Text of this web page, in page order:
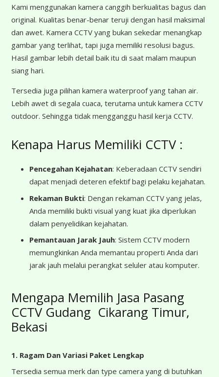
Kami menggunakan kamera canggih berkualitas bagus dan
original. Kualitas benar-benar teruji dengan hasil maksimal
dan awet. Kamera CCTV yang bukan sekedar menangkap
gambar yang terlihat, tapi juga memiliki resolusi bagus.
Hasil gambar lebih detail baik itu di saat malam maupun
siang hari.
Tersedia juga pilihan kamera waterproof yang tahan air.
Lebih awet di segala cuaca, terutama untuk kamera CCTV
outdoor. Sehingga tidak mengganggu hasil kerja CCTV.
Kenapa Harus Memiliki CCTV :
Pencegahan Kejahatan: Keberadaan CCTV sendiri
dapat menjadi deteren efektif bagi pelaku kejahatan.
Rekaman Bukti: Dengan rekaman CCTV yang jelas,
Anda memiliki bukti visual yang kuat jika diperlukan
dalam penyelidikan kejahatan.
Pemantauan Jarak Jauh: Sistem CCTV modern
memungkinkan Anda memantau properti Anda dari
jarak jauh melalui perangkat seluler atau komputer.
Mengapa Memilih Jasa Pasang
CCTV Gudang Cikarang Timur,
Bekasi
1. Ragam Dan Variasi Paket Lengkap
Tersedia semua merk dan type camera yang di butuhkan